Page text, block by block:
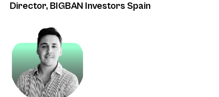
Director, BIGBAN Investors Spain